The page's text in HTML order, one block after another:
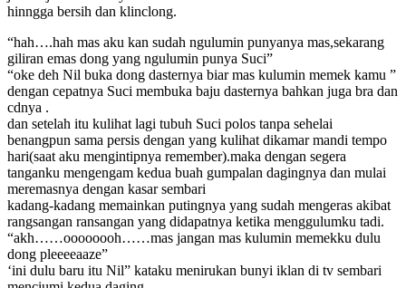
hinngga bersih dan klinclong.
“hah….hah mas aku kan sudah ngulumin punyanya mas,sekarang
giliran emas dong yang ngulumin punya Suci”
“oke deh Nil buka dong dasternya biar mas kulumin memek kamu ”
dengan cepatnya Suci membuka baju dasternya bahkan juga bra dan
cdnya .
dan setelah itu kulihat lagi tubuh Suci polos tanpa sehelai
benangpun sama persis dengan yang kulihat dikamar mandi tempo
hari(saat aku mengintipnya remember).maka dengan segera
tanganku mengengam kedua buah gumpalan dagingnya dan mulai
meremasnya dengan kasar sembari
kadang-kadang memainkan putingnya yang sudah mengeras akibat
rangsangan ransangan yang didapatnya ketika menggulumku tadi.
“akh……oooooooh……mas jangan mas kulumin memekku dulu
dong pleeeeaaze”
‘ini dulu baru itu Nil” kataku menirukan bunyi iklan di tv sembari